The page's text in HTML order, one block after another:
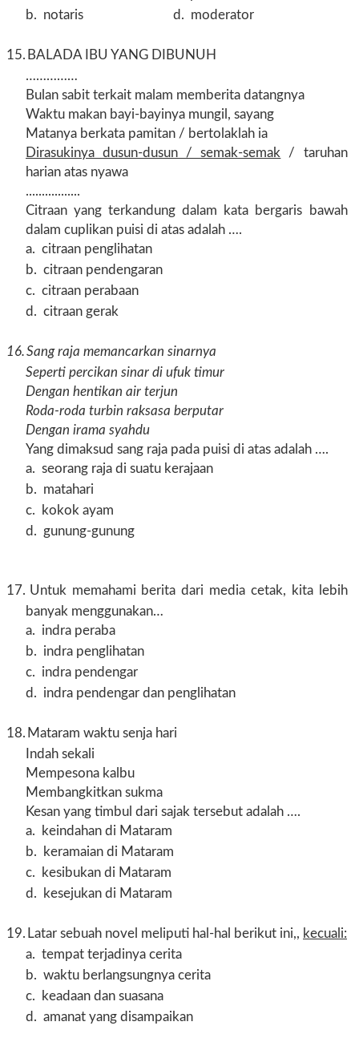
b. notaris d. moderator
15. BALADA IBU YANG DIBUNUH
……………
Bulan sabit terkait malam memberita datangnya
Waktu makan bayi-bayinya mungil, sayang
Matanya berkata pamitan / bertolaklah ia
Dirasukinya dusun-dusun / semak-semak / taruhan
harian atas nyawa
.................
Citraan yang terkandung dalam kata bergaris bawah
dalam cuplikan puisi di atas adalah ….
a. citraan penglihatan
b. citraan pendengaran
c. citraan perabaan
d. citraan gerak
16.Sang raja memancarkan sinarnya
Seperti percikan sinar di ufuk timur
Dengan hentikan air terjun
Roda-roda turbin raksasa berputar
Dengan irama syahdu
Yang dimaksud sang raja pada puisi di atas adalah ….
a. seorang raja di suatu kerajaan
b. matahari
c.
kokok ayam
d. gunung-gunung
17. Untuk memahami berita dari media cetak, kita lebih
banyak menggunakan…
a. indra peraba
b. indra penglihatan
c. indra pendengar
d. indra pendengar dan penglihatan
18. Mataram waktu senja hari
Indah sekali
Mempesona kalbu
Membangkitkan sukma
Kesan yang timbul dari sajak tersebut adalah ….
a.
keindahan di Mataram
b.
keramaian di Mataram
c.
kesibukan di Mataram
d.
kesejukan di Mataram
19. Latar sebuah novel meliputi hal-hal berikut ini,, kecuali:
a. tempat terjadinya cerita
b. waktu berlangsungnya cerita
c.
keadaan dan suasana
d. amanat yang disampaikan